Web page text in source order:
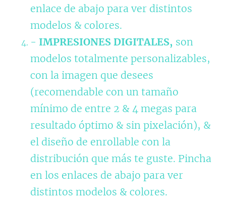
enlace de abajo para ver distintos
modelos & colores.
- IMPRESIONES DIGITALES, son
modelos totalmente personalizables,
con la imagen que desees
(recomendable con un tamaño
mínimo de entre 2 & 4 megas para
resultado óptimo & sin pixelación), &
el diseño de enrollable con la
distribución que más te guste. Pincha
en los enlaces de abajo para ver
distintos modelos & colores.